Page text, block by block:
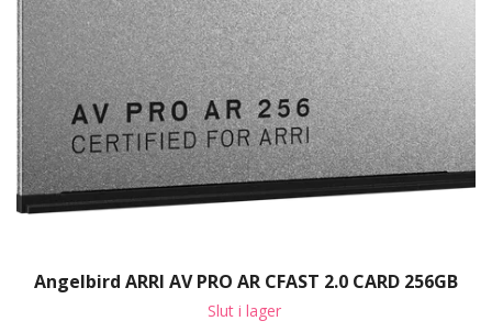
Angelbird ARRI AV PRO AR CFAST 2.0 CARD 256GB
Slut i lager